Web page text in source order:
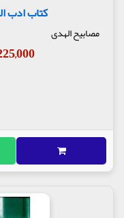
کتاب ادب
مصابیح الهدی
225,000